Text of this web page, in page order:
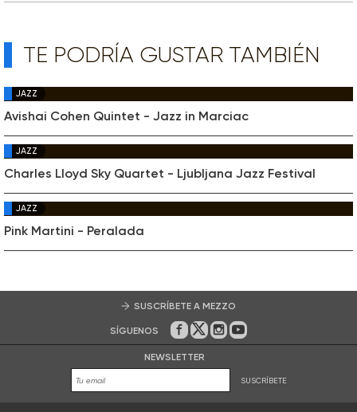
TE PODRÍA GUSTAR TAMBIÉN
JAZZ
Avishai Cohen Quintet - Jazz in Marciac
JAZZ
Charles Lloyd Sky Quartet - Ljubljana Jazz Festival
JAZZ
Pink Martini - Peralada
SUSCRÍBETE A MEZZO
SÍGUENOS En Facebook
En Twitter
En Instagram
En Youtube
NEWSLETTER
SUSCRÍBETE